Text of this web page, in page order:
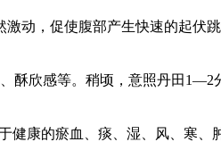
动，促使腹部产生快速的起伏
欣感等。稍顷，意照丹田1—2
康的瘀血、痰、湿、风、寒、